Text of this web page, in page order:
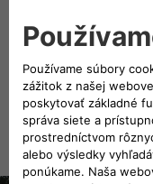
prístup k životu.
dobrodružného
značku Jeep ®.